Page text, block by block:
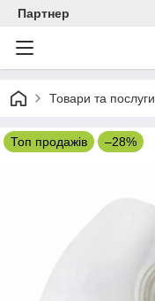
Партнер
Товари та послуги
Топ продажів –28%